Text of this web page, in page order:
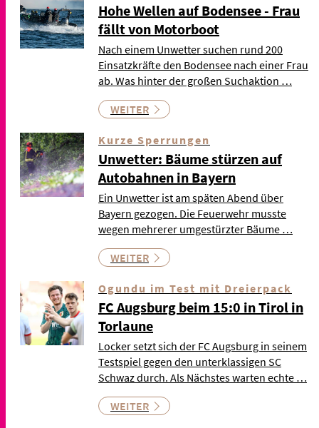
Hohe Wellen auf Bodensee - Frau
fällt von Motorboot
Nach einem Unwetter suchen rund 200
Einsatzkräfte den Bodensee nach einer Frau
ab. Was hinter der großen Suchaktion …
WEITER
Kurze Sperrungen
Unwetter: Bäume stürzen auf
Autobahnen in Bayern
Ein Unwetter ist am späten Abend über
Bayern gezogen. Die Feuerwehr musste
wegen mehrerer umgestürzter Bäume …
WEITER
Ogundu im Test mit Dreierpack
FC Augsburg beim 15:0 in Tirol in
Torlaune
Locker setzt sich der FC Augsburg in seinem
Testspiel gegen den unterklassigen SC
Schwaz durch. Als Nächstes warten echte …
WEITER